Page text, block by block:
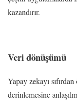
kazandırır.
Veri dönüşümü
Yapay zekayı
derinlemesine